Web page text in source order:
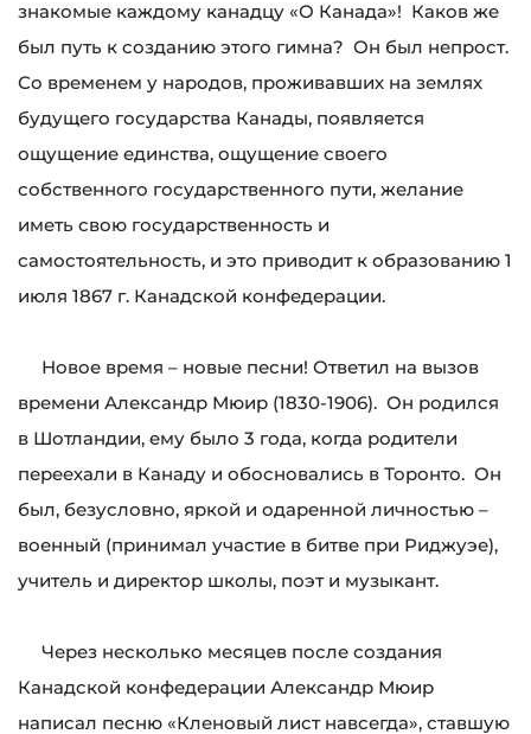
знакомые каждому канадцу «О Канада»! Каков же
был путь к созданию этого гимна? Он был непрост.
Со временем у народов, проживавших на землях
будущего государства Канады, появляется
ощущение единства, ощущение своего
собственного государственного пути, желание
иметь свою государственность и
самостоятельность, и это приводит к образованию 1
июля 1867 г. Канадской конфедерации.
Новое время – новые песни! Ответил на вызов
времени Александр Мюир (1830-1906). Он родился
в Шотландии, ему было 3 года, когда родители
переехали в Канаду и обосновались в Торонто. Он
был, безусловно, яркой и одаренной личностью –
военный (принимал участие в битве при Риджуэе),
учитель и директор школы, поэт и музыкант.
Через несколько месяцев после создания
Канадской конфедерации Александр Мюир
написал песню «Кленовый лист навсегда», ставшую